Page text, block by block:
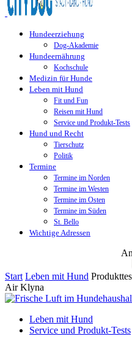
Hundeerziehung
Dog-Akademie
Hundeernährung
Kochschule
Medizin für Hunde
Leben mit Hund
Fit und Fun
Reisen mit Hund
Service und Produkt-Tests
Hund und Recht
Tierschutz
Politik
Termine
Termine im Norden
Termine im Westen
Termine im Osten
Termine im Süden
St. Bello
Wichtige Adressen
Start Leben mit Hund
Air Klyna
Leben mit Hund
Service und Produkt-Tests